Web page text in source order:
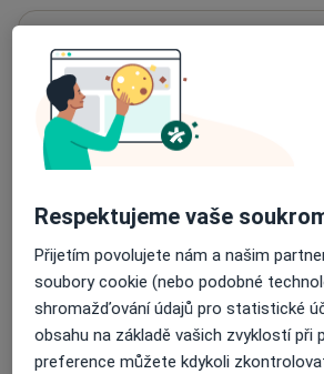
Praktický lékař pro dospělé
Pivovarská 11,
Přiblížit mapu
Dostupnost
Na této adrese online kalendář
Co mám v takové situaci udělat?
Způsoby platby (soukromé
Na teto adrese lékař přijímá
Detaily
Respektujeme vaše
Přijetím povolujete nám a našim
soubory cookie (nebo podobné
shromažďování údajů pro statistické
obsahu na základě vašich zvyklostí při
preference můžete kdykoli